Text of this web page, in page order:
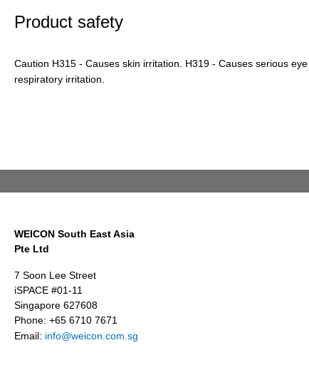
Product safety
Caution H315 - Causes skin irritation. H319 - Causes serious
respiratory irritation.
WEICON South East Asia
Pte Ltd
7 Soon Lee Street
iSPACE #01-11
Singapore 627608
Phone: +65 6710 7671
Email: info@weicon.com.sg